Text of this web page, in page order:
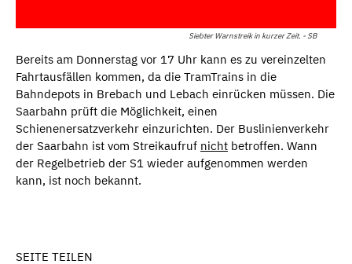
Siebter Warnstreik in kurzer Zeit. - SB
Bereits am Donnerstag vor 17 Uhr kann es zu vereinzelten
Fahrtausfällen kommen, da die TramTrains in die
Bahndepots in Brebach und Lebach einrücken müssen. Die
Saarbahn prüft die Möglichkeit, einen
Schienenersatzverkehr einzurichten. Der Buslinienverkehr
der Saarbahn ist vom Streikaufruf nicht betroffen. Wann
der Regelbetrieb der S1 wieder aufgenommen werden
kann, ist noch bekannt.
SEITE TEILEN